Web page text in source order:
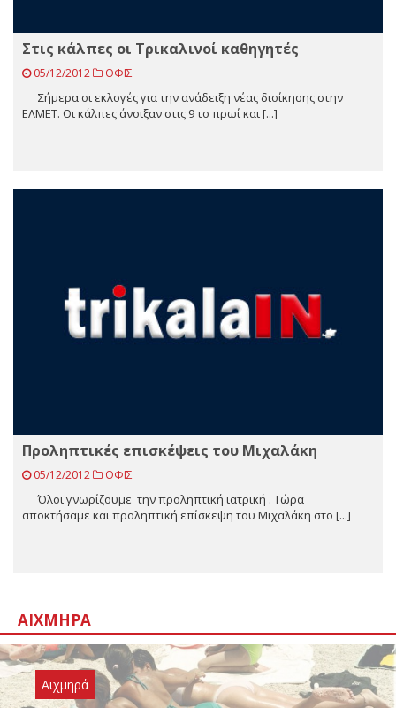
Στις κάλπες οι Τρικαλινοί καθηγητές
05/12/2012 ΟΦΙΣ
Σήμερα οι εκλογές για την ανάδειξη νέας διοίκησης στην
ΕΛΜΕΤ. Οι κάλπες άνοιξαν στις 9 το πρωί και [...]
Προληπτικές επισκέψεις του Μιχαλάκη
05/12/2012 ΟΦΙΣ
Όλοι γνωρίζουμε την προληπτική ιατρική . Τώρα
αποκτήσαμε και προληπτική επίσκεψη του Μιχαλάκη στο [...]
ΑΙΧΜΗΡΆ
Αιχμηρά